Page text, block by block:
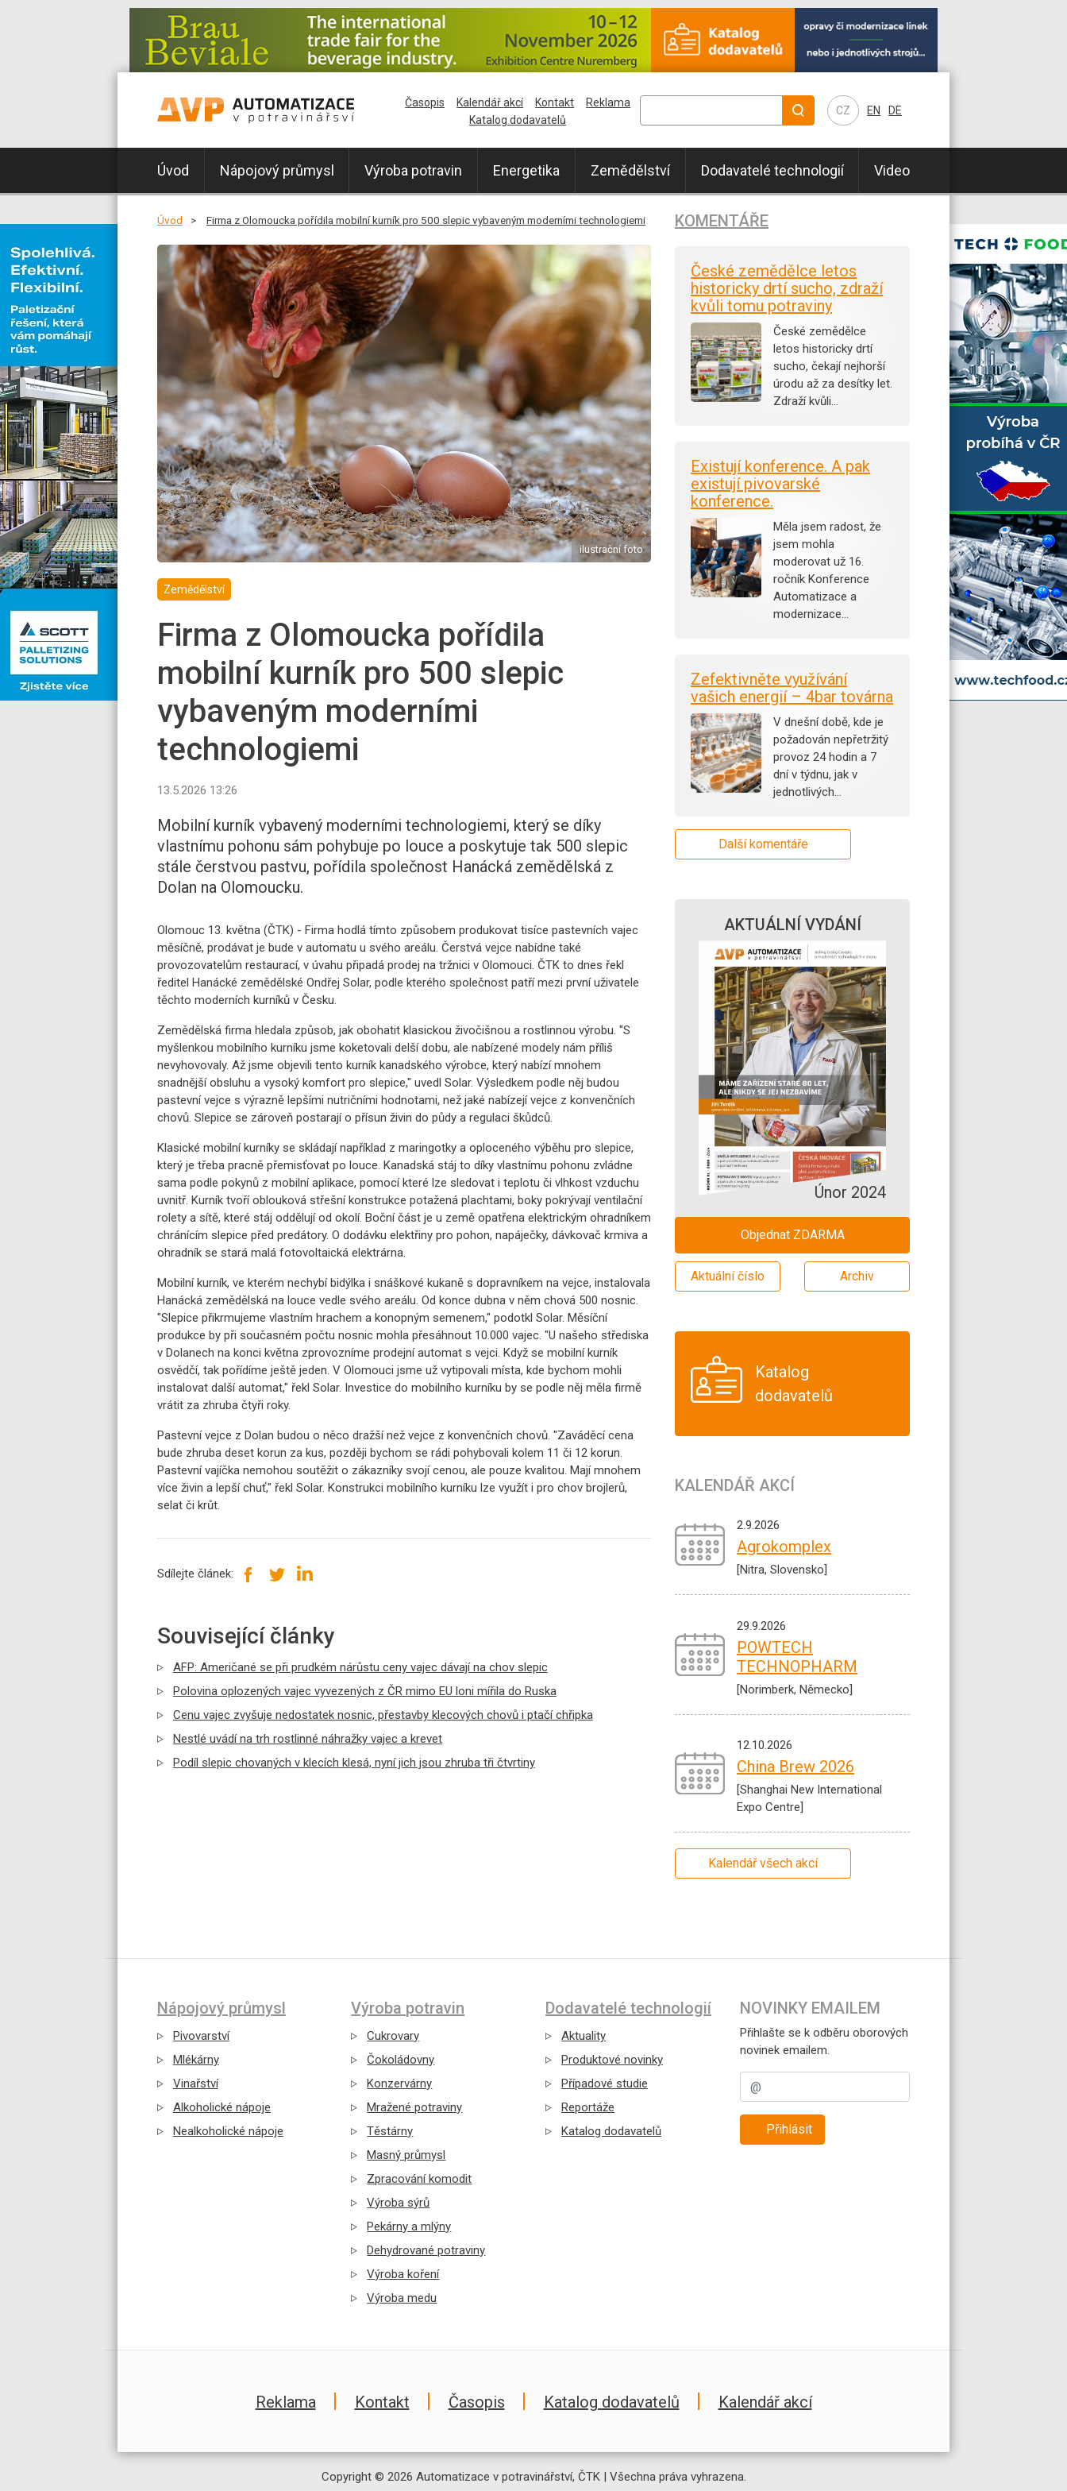
CZ EN DE
Úvod Nápojový průmysl Výroba potravin Energetika Zemědělství Dodavatelé technologií Video
Časopis Kalendář akcí Kontakt
Reklama
Katalog dodavatelů
Úvod Firma z Olomoucka pořídila mobilní kurník pro 500 slepic vybaveným moderními technologiemi
ilustrační foto
Zemědělství
Firma z Olomoucka pořídila
mobilní kurník pro 500 slepic
vybaveným moderními
technologiemi
13.5.2026 13:26
Mobilní kurník vybavený moderními technologiemi, který se díky
vlastnímu pohonu sám pohybuje po louce a poskytuje tak 500 slepic
stále čerstvou pastvu, pořídila společnost Hanácká zemědělská z
Dolan na Olomoucku.
Olomouc 13. května (ČTK) - Firma hodlá tímto způsobem produkovat tisíce pastevních vajec
měsíčně, prodávat je bude v automatu u svého areálu. Čerstvá vejce nabídne také
provozovatelům restaurací, v úvahu připadá prodej na tržnici v Olomouci. ČTK to dnes řekl
ředitel Hanácké zemědělské Ondřej Solar, podle kterého společnost patří mezi první uživatele
těchto moderních kurníků v Česku.
Zemědělská firma hledala způsob, jak obohatit klasickou živočišnou a rostlinnou výrobu. "S
myšlenkou mobilního kurníku jsme koketovali delší dobu, ale nabízené modely nám příliš
nevyhovovaly. Až jsme objevili tento kurník kanadského výrobce, který nabízí mnohem
snadnější obsluhu a vysoký komfort pro slepice," uvedl Solar. Výsledkem podle něj budou
pastevní vejce s výrazně lepšími nutričními hodnotami, než jaké nabízejí vejce z konvenčních
chovů. Slepice se zároveň postarají o přísun živin do půdy a regulaci škůdců.
Klasické mobilní kurníky se skládají například z maringotky a oploceného výběhu pro slepice,
který je třeba pracně přemisťovat po louce. Kanadská stáj to díky vlastnímu pohonu zvládne
sama podle pokynů z mobilní aplikace, pomocí které lze sledovat i teplotu či vlhkost vzduchu
uvnitř. Kurník tvoří oblouková střešní konstrukce potažená plachtami, boky pokrývají ventilační
rolety a sítě, které stáj oddělují od okolí. Boční část je u země opatřena elektrickým ohradníkem
chránícím slepice před predátory. O dodávku elektřiny pro pohon, napáječky, dávkovač krmiva a
ohradník se stará malá fotovoltaická elektrárna.
Mobilní kurník, ve kterém nechybí bidýlka i snáškové kukaně s dopravníkem na vejce, instalovala
Hanácká zemědělská na louce vedle svého areálu. Od konce dubna v něm chová 500 nosnic.
"Slepice přikrmujeme vlastním hrachem a konopným semenem," podotkl Solar. Měsíční
produkce by při současném počtu nosnic mohla přesáhnout 10.000 vajec. "U našeho střediska
v Dolanech na konci května zprovozníme prodejní automat s vejci. Když se mobilní kurník
osvědčí, tak pořídíme ještě jeden. V Olomouci jsme už vytipovali místa, kde bychom mohli
instalovat další automat," řekl Solar. Investice do mobilního kurníku by se podle něj měla firmě
vrátit za zhruba čtyři roky.
Pastevní vejce z Dolan budou o něco dražší než vejce z konvenčních chovů. "Zaváděcí cena
bude zhruba deset korun za kus, později bychom se rádi pohybovali kolem 11 či 12 korun.
Pastevní vajíčka nemohou soutěžit o zákazníky svojí cenou, ale pouze kvalitou. Mají mnohem
více živin a lepší chuť," řekl Solar. Konstrukci mobilního kurníku lze využít i pro chov brojlerů,
selat či krůt.
Sdílejte článek:
Související články
AFP: Američané se při prudkém nárůstu ceny vajec dávají na chov slepic
Polovina oplozených vajec vyvezených z ČR mimo EU loni mířila do Ruska
Cenu vajec zvyšuje nedostatek nosnic, přestavby klecových chovů i ptačí chřipka
Nestlé uvádí na trh rostlinné náhražky vajec a krevet
Podíl slepic chovaných v klecích klesá, nyní jich jsou zhruba tři čtvrtiny
KOMENTÁŘE
České zemědělce letos
historicky drtí sucho, zdraží
kvůli tomu potraviny
České zemědělce
letos historicky drtí
sucho, čekají nejhorší
úrodu až za desítky let.
Zdraží kvůli…
Existují konference. A pak
existují pivovarské
konference.
Měla jsem radost, že
jsem mohla
moderovat už 16.
ročník Konference
Automatizace a
modernizace…
Zefektivněte využívání
vašich energií – 4bar továrna
V dnešní době, kde je
požadován nepřetržitý
provoz 24 hodin a 7
dní v týdnu, jak v
jednotlivých…
Další komentáře
AKTUÁLNÍ VYDÁNÍ
Únor 2024
Objednat ZDARMA
Aktuální číslo Archiv
Katalog
dodavatelů
KALENDÁŘ AKCÍ
2.9.2026
Agrokomplex
[Nitra, Slovensko]
29.9.2026
POWTECH
TECHNOPHARM
[Norimberk, Německo]
12.10.2026
China Brew 2026
[Shanghai New International
Expo Centre]
Kalendář všech akcí
Nápojový průmysl
Pivovarství
Mlékárny
Vinařství
Alkoholické nápoje
Nealkoholické nápoje
Výroba potravin
Cukrovary
Čokoládovny
Konzervárny
Mražené potraviny
Těstárny
Masný průmysl
Zpracování komodit
Výroba sýrů
Pekárny a mlýny
Dehydrované potraviny
Výroba koření
Výroba medu
Dodavatelé technologií
Aktuality
Produktové novinky
Případové studie
Reportáže
Katalog dodavatelů
NOVINKY EMAILEM
Přihlašte se k odběru oborových
novinek emailem.
Přihlásit
Reklama Kontakt Časopis Katalog dodavatelů Kalendář akcí
Copyright © 2026 Automatizace v potravinářství, ČTK | Všechna práva vyhrazena.